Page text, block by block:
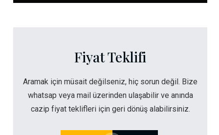
Fiyat Teklifi
Aramak için müsait değilseniz, hiç sorun değil. Bize
whatsap veya mail üzerinden ulaşabilir ve anında
cazip fiyat teklifleri için geri dönüş alabilirsiniz.